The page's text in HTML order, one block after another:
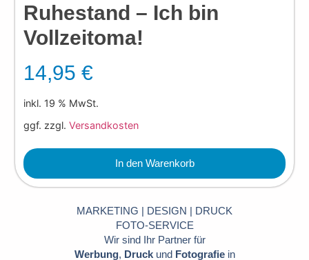
Ruhestand – Ich bin
Vollzeitoma!
14,95€
inkl. 19 % MwSt.
ggf. zzgl.Versandkosten
In den Warenkorb
MARKETING | DESIGN | DRUCK
FOTO-SERVICE
Wir sind Ihr Partner für
Werbung, Druckund Fotografiein